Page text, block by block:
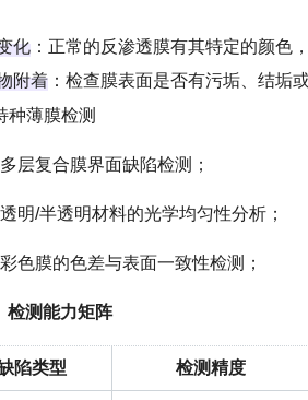
化：正常的反渗透膜有其特定的颜色
附着：检查膜表面是否有污垢、结垢
种薄膜检测
层复合膜界面缺陷检测；
明/半透明材料的光学均匀性分析；
色膜的色差与表面一致性检测；
检测能力矩阵
陷类型 检测精度